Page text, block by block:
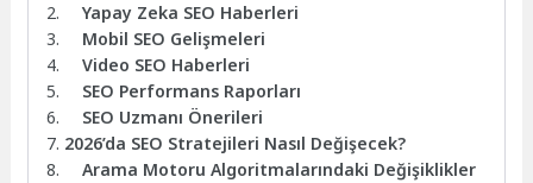
Yapay Zeka SEO Haberleri
Mobil SEO Gelişmeleri
Video SEO Haberleri
SEO Performans Raporları
SEO Uzmanı Önerileri
2026’da SEO Stratejileri Nasıl Değişecek?
Arama Motoru Algoritmalarındaki Değişiklikler